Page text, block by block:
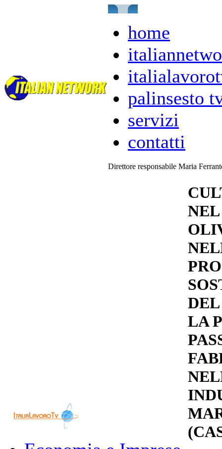
home
palinsesto
servizi
contatti
Direttore responsabile Maria
LA